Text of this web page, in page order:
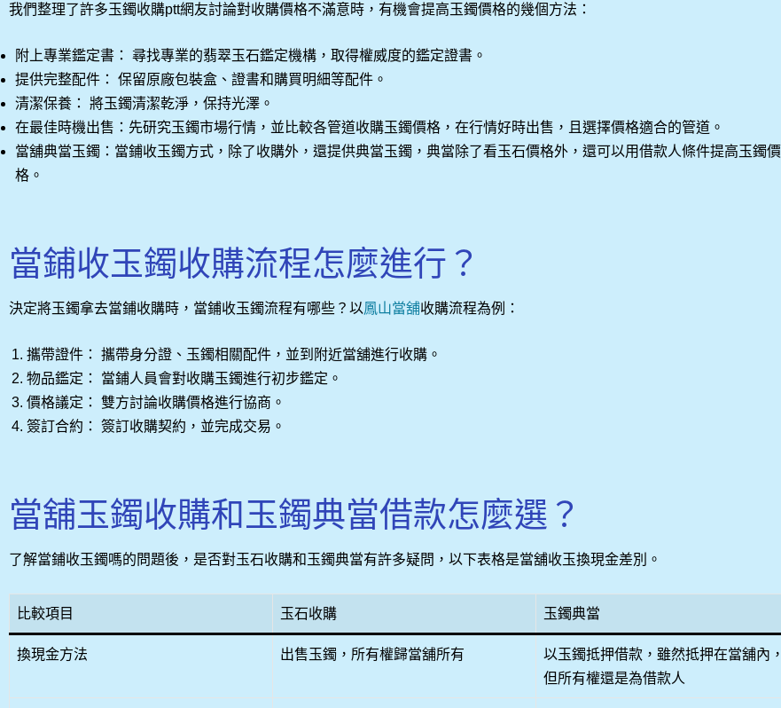
我們整理了許多玉鐲收購ptt網友討論對收購價格不滿意時，有機會提高玉鐲價格的幾個方法：
附上專業鑑定書： 尋找專業的翡翠玉石鑑定機構，取得權威度的鑑定證書。
提供完整配件： 保留原廠包裝盒、證書和購買明細等配件。
清潔保養： 將玉鐲清潔乾淨，保持光澤。
在最佳時機出售：先研究玉鐲市場行情，並比較各管道收購玉鐲價格，在行情好時出售，且選擇價格適合的管道。
當舖典當玉鐲：當鋪收玉鐲方式，除了收購外，還提供典當玉鐲，典當除了看玉石價格外，還可以用借款人條件提高玉鐲價
格。
當鋪收玉鐲收購流程怎麼進行？
決定將玉鐲拿去當鋪收購時，當鋪收玉鐲流程有哪些？以鳳山當舖收購流程為例：
攜帶證件： 攜帶身分證、玉鐲相關配件，並到附近當舖進行收購。
物品鑑定： 當鋪人員會對收購玉鐲進行初步鑑定。
價格議定： 雙方討論收購價格進行協商。
簽訂合約： 簽訂收購契約，並完成交易。
當舖玉鐲收購和玉鐲典當借款怎麼選？
了解當鋪收玉鐲嗎的問題後，是否對玉石收購和玉鐲典當有許多疑問，以下表格是當舖收玉換現金差別。
比較項目 玉石收購 玉鐲典當
換現金方法 出售玉鐲，所有權歸當舖所有
以玉鐲抵押借款，雖然抵押在當舖內，
但所有權還是為借款人